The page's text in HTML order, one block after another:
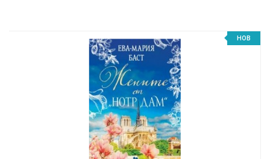
НОВ